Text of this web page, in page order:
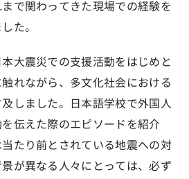
で関わってきた現場での経験を
た。
大震災での支援活動をはじめと
れながら、多文化社会における
しました。日本語学校で外国人
伝えた際のエピソードを紹介
たり前とされている地震への対
が異なる人々にとっては、必ず